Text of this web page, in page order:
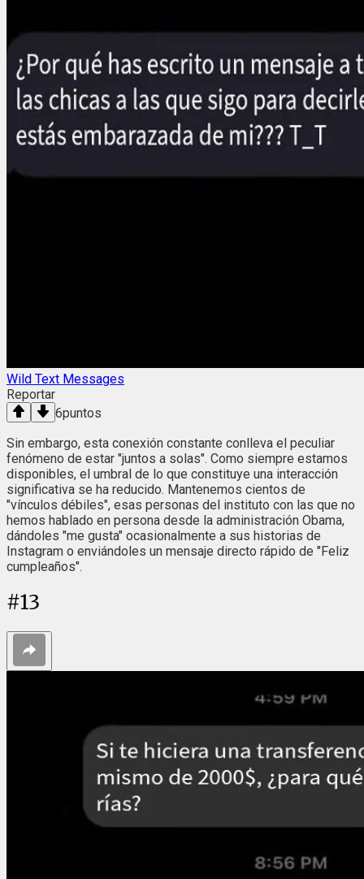
Wild Text Messages
Reportar
6puntos
Sin embargo, esta conexión constante conlleva el peculiar
fenómeno de estar "juntos a solas". Como siempre estamos
disponibles, el umbral de lo que constituye una interacción
significativa se ha reducido. Mantenemos cientos de
"vínculos débiles", esas personas del instituto con las que no
hemos hablado en persona desde la administración Obama,
dándoles "me gusta" ocasionalmente a sus historias de
Instagram o enviándoles un mensaje directo rápido de "Feliz
cumpleaños".
#13